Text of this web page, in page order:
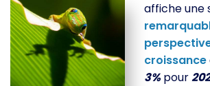
affiche une
croissance
3%pour